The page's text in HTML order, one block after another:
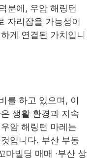
분에, 우암 해링턴
자리잡을 가능성이
게 연결된 가치입니
를 하고 있으며, 이
생활 환경과 지속
암 해링턴 마레는
입니다. 부산 부동
마빌딩 매매 ·부산 상